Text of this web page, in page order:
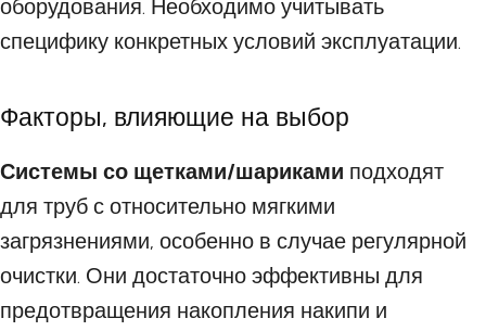
оборудования. Необходимо учитывать
специфику конкретных условий эксплуатации.
Факторы, влияющие на выбор
Системы со щетками/шариками подходят
для труб с относительно мягкими
загрязнениями, особенно в случае регулярной
очистки. Они достаточно эффективны для
предотвращения накопления накипи и